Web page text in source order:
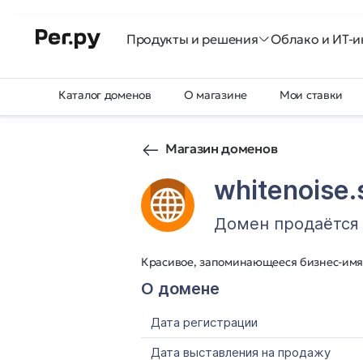
Продукты и решения Облако и ИТ-
Каталог доменов О магазине Мои ставки
Магазин доменов
Домен продаётся
Красивое, запоминающееся бизнес-
О домене
Дата регистрации
Дата выставления на продажу